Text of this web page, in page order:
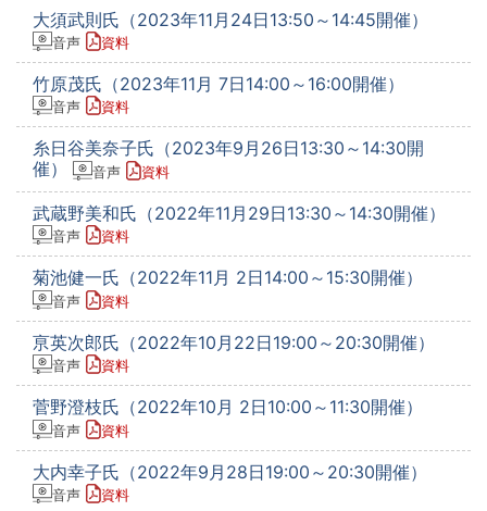
大須武則氏（2023年11月24日13:50～14:45開催）
音声 資料
竹原茂氏（2023年11月 7日14:00～16:00開催）
音声 資料
糸日谷美奈子氏（2023年9月26日13:30～14:30開
催）
音声 資料
武蔵野美和氏（2022年11月29日13:30～14:30開催）
音声 資料
菊池健一氏（2022年11月 2日14:00～15:30開催）
音声 資料
亰英次郎氏（2022年10月22日19:00～20:30開催）
音声 資料
菅野澄枝氏（2022年10月 2日10:00～11:30開催）
音声 資料
大内幸子氏（2022年9月28日19:00～20:30開催）
音声 資料